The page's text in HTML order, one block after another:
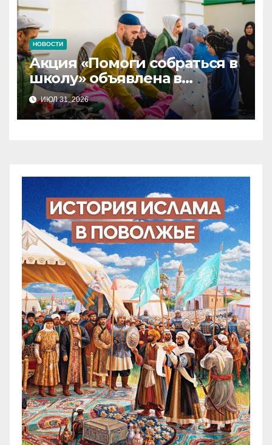
НОВОСТИ
Акция «Помоги собраться в
школу» объявлена в
Татарстане
ИЮЛ 31, 2026